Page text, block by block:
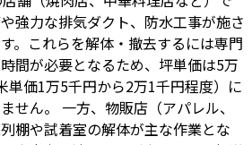
強力な排気ダクト、防水工事が施さ
。これらを解体・撤去するには専門
間が必要となるため、坪単価は5万
単価1万5千円から2万1千円程度）に
せん。 一方、物販店（アパレル、
棚や試着室の解体が主な作業とな